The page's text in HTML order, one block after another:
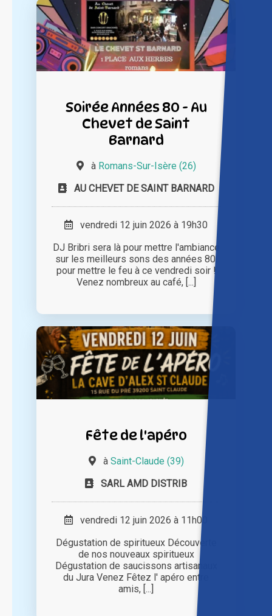
Soirée Années 80 - Au
Chevet de Saint
Barnard
à Romans-Sur-Isère (26)
AU CHEVET DE SAINT BARNARD
vendredi 12 juin 2026 à 19h30
DJ Bribri sera là pour mettre l'ambiance
sur les meilleurs sons des années 80,
pour mettre le feu à ce vendredi soir !
Venez nombreux au café, [...]
Fête de l'apéro
à Saint-Claude (39)
SARL AMD DISTRIB
vendredi 12 juin 2026 à 11h00
Dégustation de spiritueux Découverte
de nos nouveaux spiritueux
Dégustation de saucissons artisanaux
du Jura Venez Fêtez l' apéro entre
amis, [...]